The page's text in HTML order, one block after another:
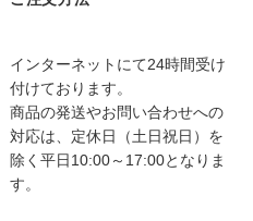
インターネットにて24時間受け
付けております。
商品の発送やお問い合わせへの
対応は、定休日（土日祝日）を
除く平日10:00～17:00となりま
す。